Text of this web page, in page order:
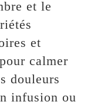
et le
et
calmer
douleurs
infusion ou